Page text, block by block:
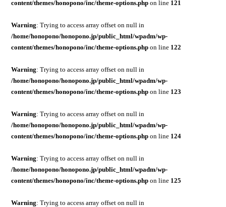
content/themes/honopono/inc/theme-options.phpon line 121
Warning: Trying to access array offset on null in
/home/honopono/honopono.jp/public_html/wpadm/wp-
content/themes/honopono/inc/theme-options.phpon line 122
Warning: Trying to access array offset on null in
/home/honopono/honopono.jp/public_html/wpadm/wp-
content/themes/honopono/inc/theme-options.phpon line 123
Warning: Trying to access array offset on null in
/home/honopono/honopono.jp/public_html/wpadm/wp-
content/themes/honopono/inc/theme-options.phpon line 124
Warning: Trying to access array offset on null in
/home/honopono/honopono.jp/public_html/wpadm/wp-
content/themes/honopono/inc/theme-options.phpon line 125
Warning: Trying to access array offset on null in